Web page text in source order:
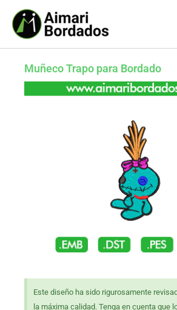
contenido
Muñeco Trapo para Bordado
Este diseño ha sido rigurosamente
la máxima calidad. Tenga en cuenta que